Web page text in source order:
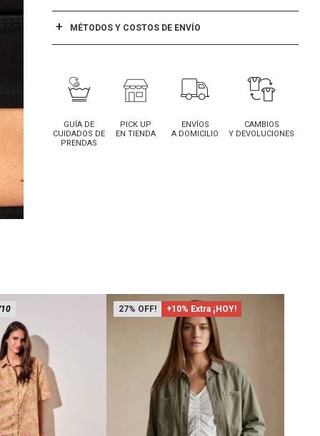
MÉTODOS Y COSTOS DE ENVÍO
GUÍA DE
CUIDADOS DE
PRENDAS
PICK UP
EN TIENDA
ENVÍOS
A DOMICILIO
CAMBIOS
Y DEVOLUCIONES
27 +10% Extra ¡HOY!